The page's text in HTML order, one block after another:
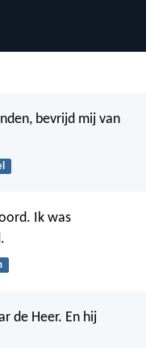
bevrijd mij van
Ik was
de Heer. En hij